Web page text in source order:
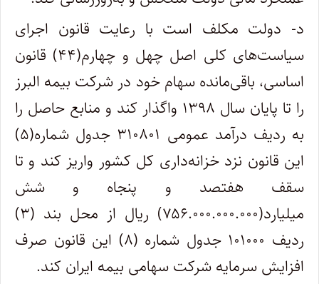
د- دولت مکلف است با رعایت قانون اجرای
سیاست‌های کلی اصل چهل و چهارم(۴۴) قانون
اساسی، باقی‌مانده سهام خود در شرکت بیمه البرز
را تا پایان سال ۱۳۹۸ واگذار کند و منابع حاصل را
به ردیف درآمد عمومی ۳۱۰۸۰۱ جدول شماره(۵)
این قانون نزد خزانه‌داری کل‌ کشور واریز کند و تا
سقف هفتصد و پنجاه و شش
میلیارد(۷۵۶.۰۰۰.۰۰۰.۰۰۰) ریال از محل بند (۳)
ردیف ۱۰۱۰۰۰ جدول شماره (۸) این قانون صرف
افزایش سرمایه شرکت سهامی بیمه ایران کند.